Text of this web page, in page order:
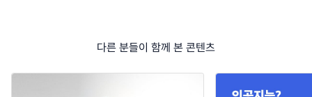
다른 분들이 함께 본 콘텐츠